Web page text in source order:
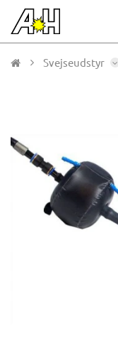
Svejseudstyr